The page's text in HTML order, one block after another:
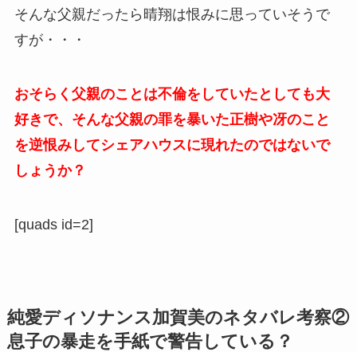
そんな父親だったら晴翔は恨みに思っていそうで
すが・・・
おそらく父親のことは不倫をしていたとしても大
好きで、そんな父親の罪を暴いた正樹や冴のこと
を逆恨みしてシェアハウスに現れたのではないで
しょうか？
[quads id=2]
純愛ディソナンス加賀美のネタバレ考察②
息子の暴走を手紙で警告している？